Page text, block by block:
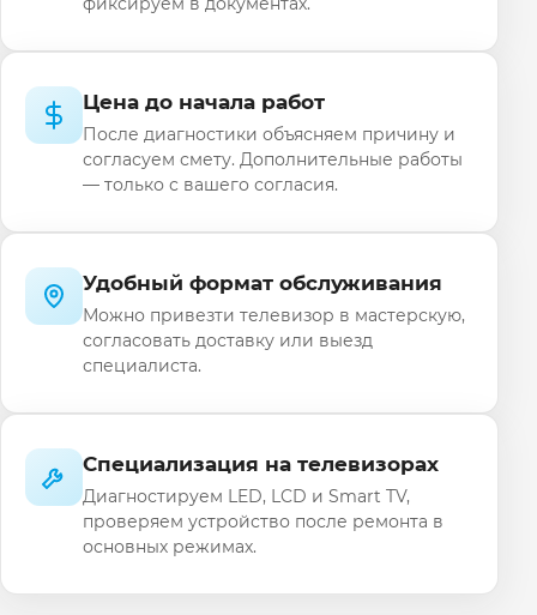
Цена до начала работ
После диагностики объясняем причину и
согласуем смету. Дополнительные работы
— только с вашего согласия.
Удобный формат обслуживания
Можно привезти телевизор в мастерскую,
согласовать доставку или выезд
специалиста.
Специализация на телевизорах
Диагностируем LED, LCD и Smart TV,
проверяем устройство после ремонта в
основных режимах.